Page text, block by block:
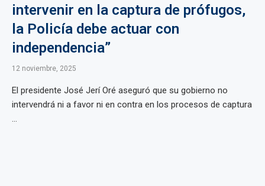
intervenir en la captura de prófugos,
la Policía debe actuar con
independencia”
12 noviembre, 2025
El presidente José Jerí Oré aseguró que su gobierno no
intervendrá ni a favor ni en contra en los procesos de captura
...